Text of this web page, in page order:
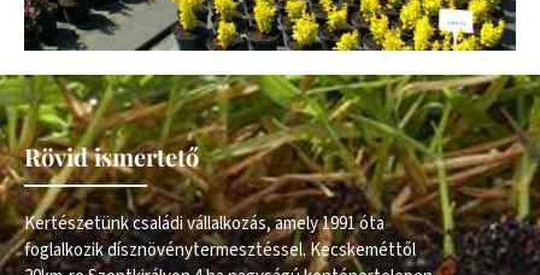
Rövid ismertető
Kertészetünk családi vállalkozás, amely 1991 óta
foglalkozik dísznövénytermesztéssel. Kecskeméttől